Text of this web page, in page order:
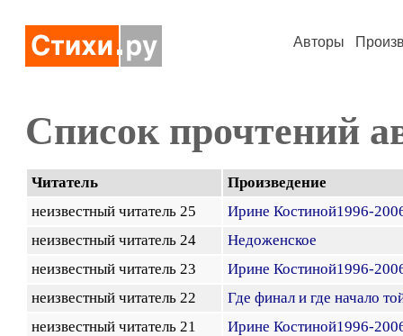
Авторы
Список прочтений
Читатель
Произведение
неизвестный читатель 25
Ирине Костиной1996-
неизвестный читатель 24
Недоженское
неизвестный читатель 23
Ирине Костиной1996-
неизвестный читатель 22
Где финал и где начало
неизвестный читатель 21
Ирине Костиной1996-